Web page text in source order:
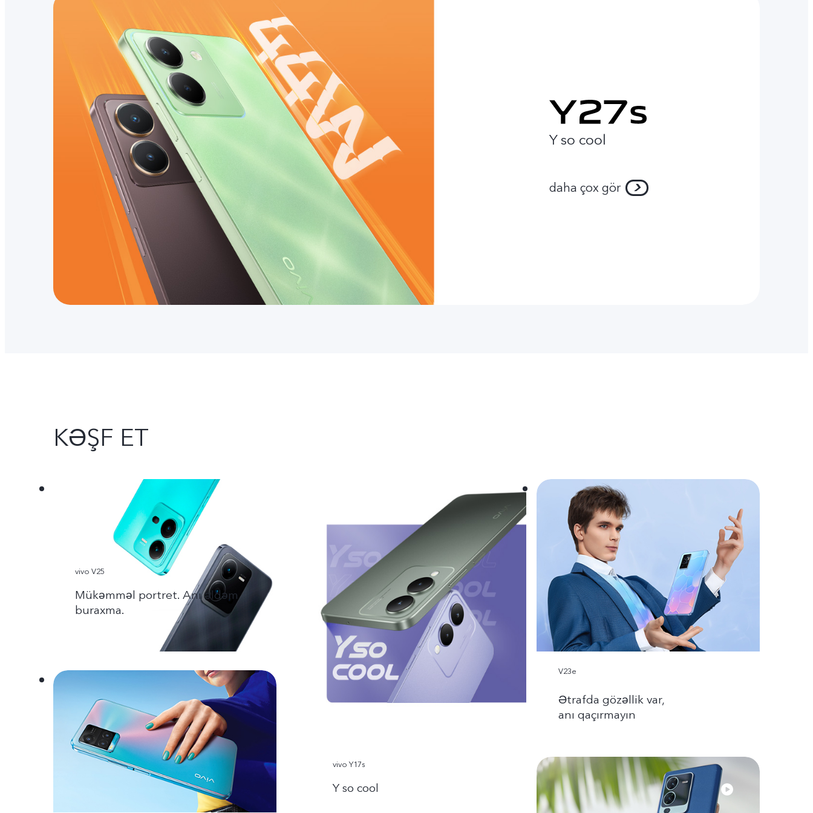
Y so cool
daha çox gör
KƏŞF ET
vivo V25
Mükəmməl portret. Anı əldəm
buraxma.
vivo Y17s
Y so cool
V23e
Ətrafda gözəllik var,
anı qaçırmayın